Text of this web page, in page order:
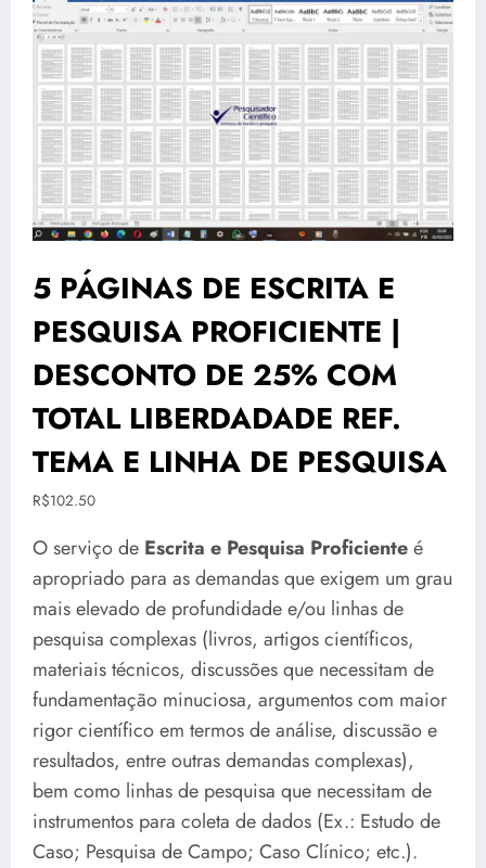
5 PÁGINAS DE ESCRITA E
PESQUISA PROFICIENTE |
DESCONTO DE 25% COM
TOTAL LIBERDADADE REF.
TEMA E LINHA DE PESQUISA
R$102.50
O serviço de Escrita e Pesquisa Proficienteé
apropriado para as demandas que exigem um grau
mais elevado de profundidade e/ou linhas de
pesquisa complexas (livros, artigos científicos,
materiais técnicos, discussões que necessitam de
fundamentação minuciosa, argumentos com maior
rigor científico em termos de análise, discussão e
resultados, entre outras demandas complexas),
bem como linhas de pesquisa que necessitam de
instrumentos para coleta de dados (Ex.: Estudo de
Caso; Pesquisa de Campo; Caso Clínico; etc.).